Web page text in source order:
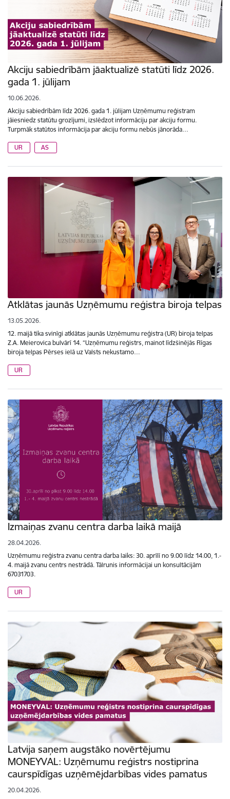
Akciju sabiedrībām jāaktualizē statūti līdz 2026.
gada 1. jūlijam
10.06.2026.
Akciju sabiedrībām līdz 2026. gada 1. jūlijam Uzņēmumu reģistram
jāiesniedz statūtu grozījumi, izslēdzot informāciju par akciju formu.
Turpmāk statūtos informācija par akciju formu nebūs jānorāda…
UR AS
Atklātas jaunās Uzņēmumu reģistra biroja telpas
13.05.2026.
12. maijā tika svinīgi atklātas jaunās Uzņēmumu reģistra (UR) biroja telpas
Z.A. Meierovica bulvārī 14. “Uzņēmumu reģistrs, mainot līdzšinējās Rīgas
biroja telpas Pērses ielā uz Valsts nekustamo…
UR
Izmaiņas zvanu centra darba laikā maijā
28.04.2026.
Uzņēmumu reģistra zvanu centra darba laiks: 30. aprīlī no 9.00 līdz 14.00, 1.-
4. maijā zvanu centrs nestrādā. Tālrunis informācijai un konsultācijām
67031703.
UR
Latvija saņem augstāko novērtējumu
MONEYVAL: Uzņēmumu reģistrs nostiprina
caurspīdīgas uzņēmējdarbības vides pamatus
20.04.2026.